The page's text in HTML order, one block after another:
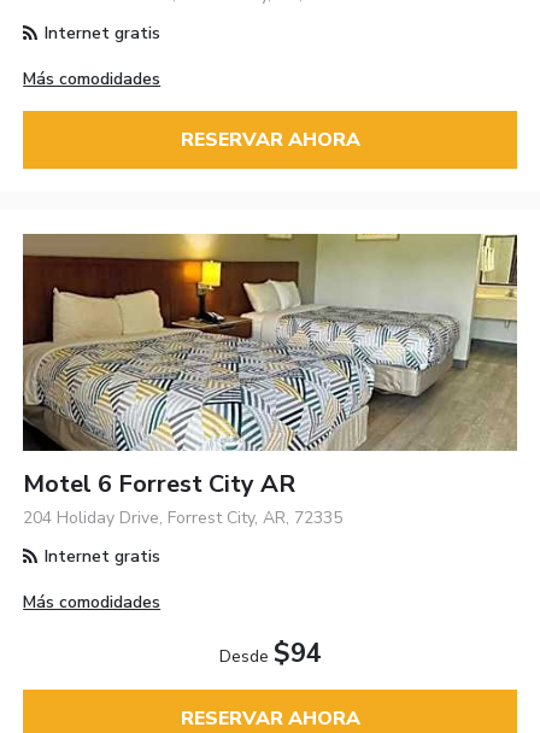
Internet gratis
Más comodidades
RESERVAR AHORA
Motel 6 Forrest City AR
204 Holiday Drive, Forrest City, AR, 72335
Internet gratis
Más comodidades
Desde $94
RESERVAR AHORA